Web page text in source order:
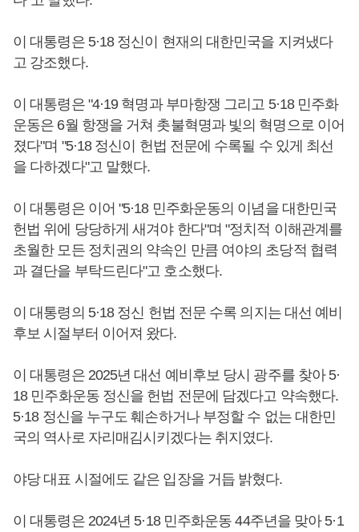
이 대통령은 5·18 정신이 현재의 대한민국을 지켜냈다
고 강조했다.
이 대통령은 "4·19 혁명과 부마항쟁 그리고 5·18 민주화
운동은 6월 항쟁을 거쳐 촛불혁명과 빛의 혁명으로 이어
졌다"며 "5·18 정신이 헌법 전문에 수록될 수 있게 최선
을 다하겠다"고 말했다.
이 대통령은 이어 "5·18 민주화운동의 이념을 대한민국
헌법 위에 당당하게 새겨야 한다"며 "정치적 이해관계를
초월한 모든 정치권의 약속인 만큼 여야의 초당적 협력
과 결단을 부탁드린다"고 호소했다.
이 대통령의 5·18 정신 헌법 전문 수록 의지는 대선 예비
후보 시절부터 이어져 왔다.
이 대통령은 2025년 대선 예비후보 당시 광주를 찾아 5·
18 민주화운동 정신을 헌법 전문에 담겠다고 약속했다.
5·18 정신을 누구도 훼손하거나 부정할 수 없는 대한민
국의 역사로 자리매김시키겠다는 취지였다.
야당 대표 시절에도 같은 입장을 거듭 밝혔다.
이 대통령은 2024년 5·18 민주화운동 44주년을 맞아 5·1